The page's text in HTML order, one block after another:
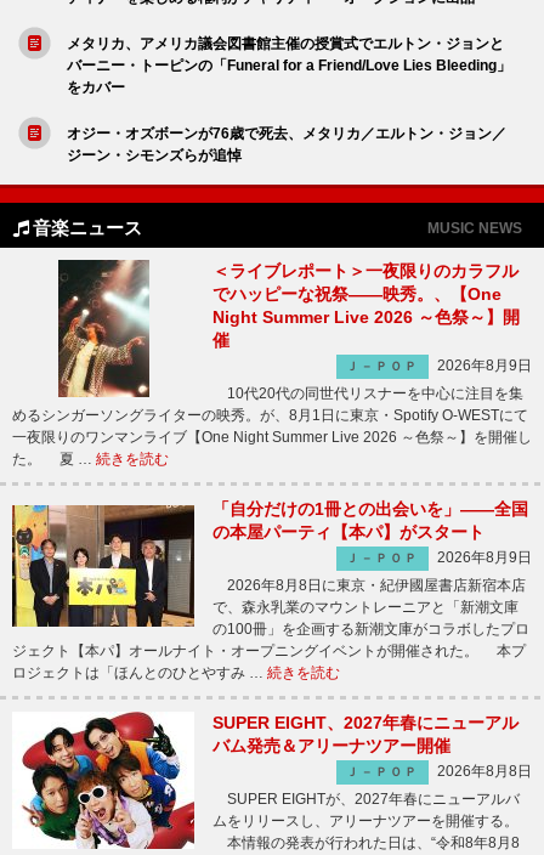
メタリカ、アメリカ議会図書館主催の授賞式でエルトン・ジョンと
バーニー・トーピンの「Funeral for a Friend/Love Lies Bleeding」
をカバー
オジー・オズボーンが76歳で死去、メタリカ／エルトン・ジョン／
ジーン・シモンズらが追悼
音楽ニュース MUSIC NEWS
＜ライブレポート＞一夜限りのカラフル
でハッピーな祝祭――映秀。、【One
Night Summer Live 2026 ～色祭～】開
催
Ｊ－ＰＯＰ
2026年8月9日
10代20代の同世代リスナーを中心に注目を集
めるシンガーソングライターの映秀。が、8月1日に東京・Spotify O-WESTにて
一夜限りのワンマンライブ【One Night Summer Live 2026 ～色祭～】を開催し
た。 夏 … 続きを読む
「自分だけの1冊との出会いを」――全国
の本屋パーティ【本パ】がスタート
Ｊ－ＰＯＰ
2026年8月9日
2026年8月8日に東京・紀伊國屋書店新宿本店
で、森永乳業のマウントレーニアと「新潮文庫
の100冊」を企画する新潮文庫がコラボしたプロ
ジェクト【本パ】オールナイト・オープニングイベントが開催された。 本プ
ロジェクトは「ほんとのひとやすみ … 続きを読む
SUPER EIGHT、2027年春にニューアル
バム発売＆アリーナツアー開催
Ｊ－ＰＯＰ
2026年8月8日
SUPER EIGHTが、2027年春にニューアルバ
ムをリリースし、アリーナツアーを開催する。
本情報の発表が行われた日は、“令和8年8月8